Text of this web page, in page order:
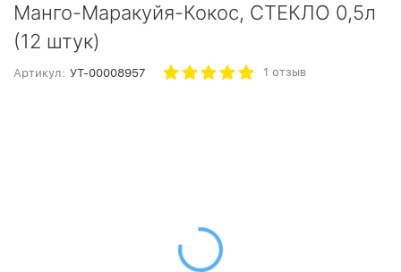
Манго-Маракуйя-Кокос, СТЕКЛО 0,5л
(12 штук)
Артикул: УТ-00008957 1 отзыв